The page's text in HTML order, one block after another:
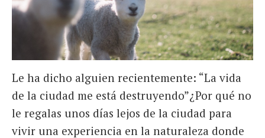
Le ha dicho alguien recientemente: “La vida
de la ciudad me está destruyendo”¿Por qué no
le regalas unos días lejos de la ciudad para
vivir una experiencia en la naturaleza donde